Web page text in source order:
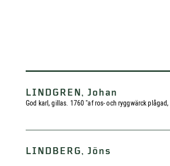
LINDGREN, Johan
God karl, gillas. 1760 "af ros- och ryggwärck
LINDBERG, Jöns